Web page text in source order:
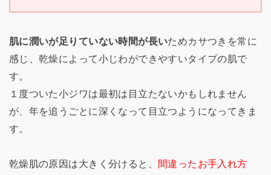
肌に潤いが足りていない時間が長いためカサつきを常に
感じ、乾燥によって小じわができやすいタイプの肌で
す。
１度ついた小ジワは最初は目立たないかもしれません
が、年を追うごとに深くなって目立つようになってきま
す。
乾燥肌の原因は大きく分けると、 間違ったお手入れ方